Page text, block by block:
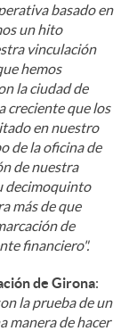
basado en
un hito
vinculación
hemos
la ciudad de
creciente que los
en nuestro
de la oficina de
de nuestra
decimoquinto
más de que
de
financiero".
de Girona:
la prueba de un
manera de hacer